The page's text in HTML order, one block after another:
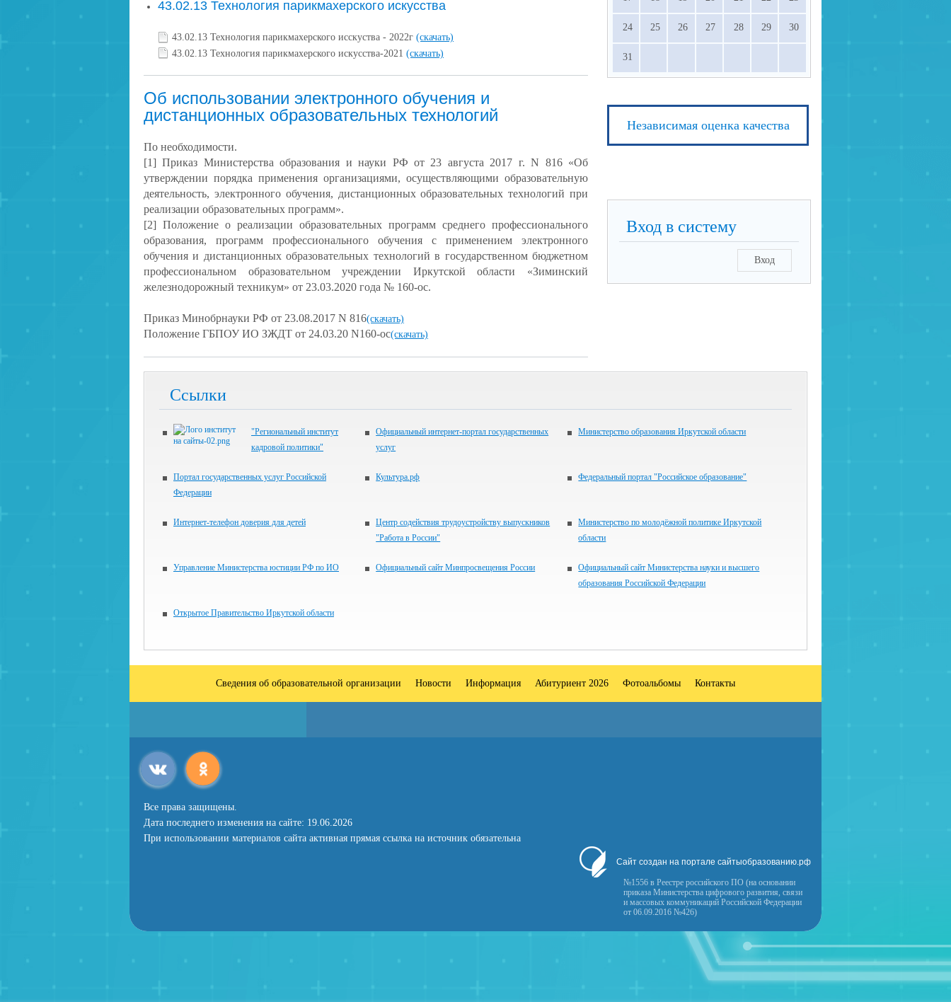
43.02.13 Технология парикмахерского искусства
43.02.13 Технология парикмахерского исскуства - 2022г (скачать)
43.02.13 Технология парикмахерского искусства-2021 (скачать)
Об использовании электронного обучения и
дистанционных образовательных технологий
По необходимости.
[1] Приказ Министерства образования и науки РФ от 23 августа 2017 г. N 816 «Об
утверждении порядка применения организациями, осуществляющими образовательную
деятельность, электронного обучения, дистанционных образовательных технологий при
реализации образовательных программ».
[2] Положение о реализации образовательных программ среднего профессионального
образования, программ профессионального обучения с применением электронного
обучения и дистанционных образовательных технологий в государственном бюджетном
профессиональном образовательном учреждении Иркутской области «Зиминский
железнодорожный техникум» от 23.03.2020 года № 160-ос.
Приказ Минобрнауки РФ от 23.08.2017 N 816(скачать)
Положение ГБПОУ ИО ЗЖДТ от 24.03.20 N160-ос(скачать)
24 25 26 27 28 29 30
31
Независимая оценка качества
Вход в систему
Вход
Ссылки
"Региональный институт
кадровой политики"
Официальный интернет-портал государственных
услуг
Министерство образования Иркутской области
Портал государственных услуг Российской
Федерации
Культура.рф Федеральный портал "Российское образование"
Интернет-телефон доверия для детей
Центр содействия трудоустройству выпускников
"Работа в России"
Министерство по молодёжной политике Иркутской
области
Управление Министерства юстиции РФ по ИО Официальный сайт Минпросвещения России
Официальный сайт Министерства науки и высшего
образования Российской Федерации
Открытое Правительство Иркутской области
Сведения об образовательной организации Новости Информация Абитуриент 2026 Фотоальбомы Контакты
Все права защищены.
Дата последнего изменения на сайте: 19.06.2026
При использовании материалов сайта активная прямая ссылка на источник обязательна
Сайт создан на портале сайтыобразованию.рф
№1556 в Реестре российского ПО (на основании
приказа Министерства цифрового развития, связи
и массовых коммуникаций Российской Федерации
от 06.09.2016 №426)